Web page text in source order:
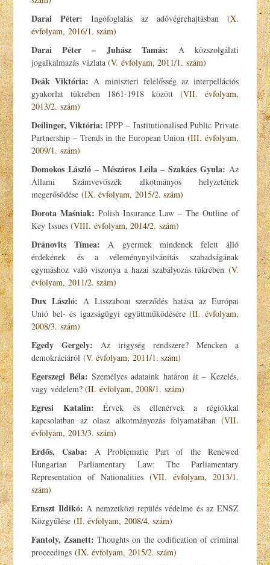
Darai Péter: Ingófoglalás az adóvégrehajtásban (X.
évfolyam, 2016/1. szám)
Darai Péter – Juhász Tamás: A közszolgálati
jogalkalmazás vázlata(V. évfolyam, 2011/1. szám)
Deák Viktória: A miniszteri felelősség az interpellációs
gyakorlat tükrében 1861-1918 között (VII. évfolyam,
2013/2. szám)
Deilinger, Viktória: IPPP – Institutionalised Public Private
Partnership – Trends in the European Union (III. évfolyam,
2009/1. szám)
Domokos László – Mészáros Leila –Szakács Gyula: Az
Állami Számvevőszék alkotmányos helyzetének
megerősödése (IX. évfolyam, 2015/2. szám)
Dorota Maśniak: Polish Insurance Law – The Outline of
Key Issues(VIII. évfolyam, 2014/2. szám)
Dránovits Tímea: A gyermek mindenek felett álló
érdekének és a véleménynyilvánítás szabadságának
egymáshoz való viszonya a hazai szabályozás tükrében (V.
évfolyam, 2011/2. szám)
Dux László: A Lisszaboni szerződés hatása az Európai
Unió bel- és igazságügyi együttműködésére(II. évfolyam,
2008/3. szám)
Egedy Gergely: Az irigység rendszere? Mencken a
demokráciáról (V. évfolyam, 2011/1. szám)
Egerszegi Béla: Személyes adataink határon át – Kezelés,
vagy védelem?(II. évfolyam, 2008/1. szám)
Egresi Katalin: Érvek és ellenérvek a régiókkal
kapcsolatban az olasz alkotmányozás folyamatában (VII.
évfolyam, 2013/3. szám)
Erdős, Csaba: A Problematic Part of the Renewed
Hungarian Parliamentary Law: The Parliamentary
Representation of Nationalities (VII. évfolyam, 2013/1.
szám)
Ernszt Ildikó: A nemzetközi repülés védelme és az ENSZ
Közgyűlése (II. évfolyam, 2008/4. szám)
Fantoly, Zsanett: Thoughts on the codification of criminal
proceedings (IX. évfolyam, 2015/2. szám)